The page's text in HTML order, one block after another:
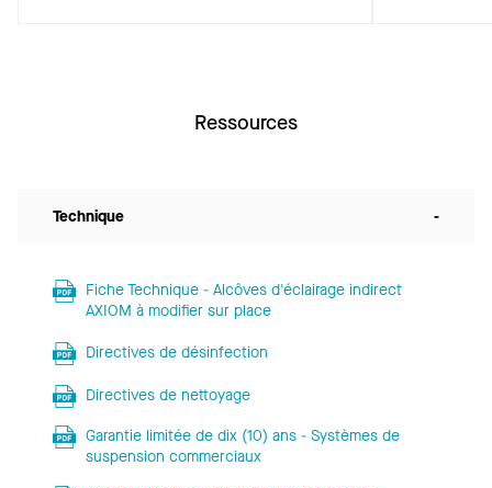
Ressources
Technique -
Fiche Technique - Alcôves d'éclairage indirect
AXIOM à modifier sur place
Directives de désinfection
Directives de nettoyage
Garantie limitée de dix (10) ans - Systèmes de
suspension commerciaux